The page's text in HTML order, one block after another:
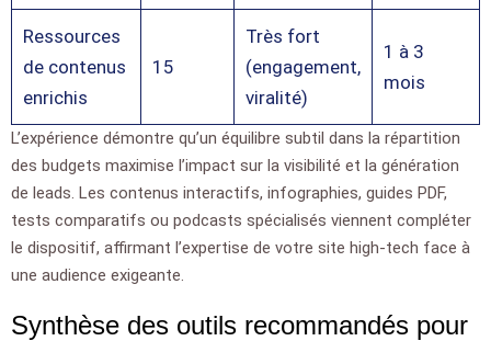
Ressources
de contenus
enrichis
15
Très fort
(engagement,
viralité)
1 à 3
mois
L’expérience démontre qu’un équilibre subtil dans la répartition
des budgets maximise l’impact sur la visibilité et la génération
de leads. Les contenus interactifs, infographies, guides PDF,
tests comparatifs ou podcasts spécialisés viennent compléter
le dispositif, affirmant l’expertise de votre site high-tech face à
une audience exigeante.
Synthèse des outils recommandés pour